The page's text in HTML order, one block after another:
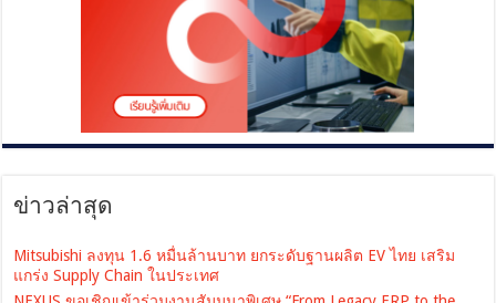
ข่าวล่าสุด
Mitsubishi ลงทุน 1.6 หมื่นล้านบาท ยกระดับฐานผลิต EV ไทย เสริม
แกร่ง Supply Chain ในประเทศ